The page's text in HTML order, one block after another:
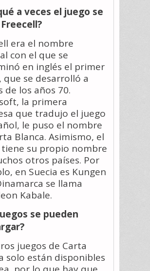
a veces el juego se
era el nombre
con el que se
en inglés el primer
que se desarrolló a
de los años 70.
la primera
que tradujo el juego
le puso el nombre
Blanca. Asimismo, el
tiene su propio nombre
otros países. Por
en Suecia es Kungen
se llama
Kabale.
se pueden
juegos de Carta
solo están disponibles